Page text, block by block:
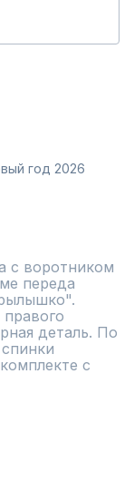
год 2026
с воротником
переда
деталь. По
с